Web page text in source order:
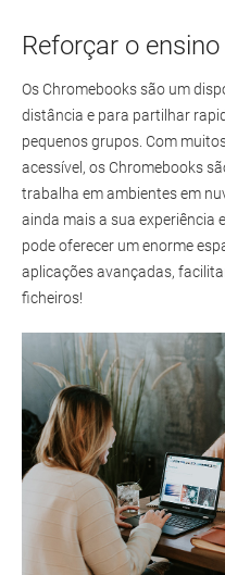
Reforçar o
Os Chromebooks são um
distância e para partilhar
pequenos grupos. Com
acessível, os Chromebooks
trabalha em ambientes em
ainda mais a sua experiência
pode oferecer um enorme
aplicações avançadas,
ficheiros!